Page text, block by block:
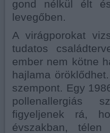
gond nélkül élt
levegőben.
A virágporokat
tudatos
ember nem kötne
hajlama
szempont. Egy
pollenallergiás
figyeljenek rá,
évszakban,